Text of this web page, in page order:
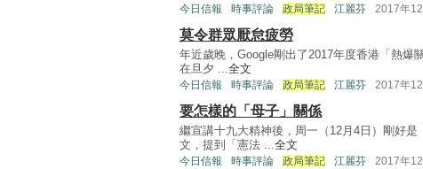
今日信報 時事評論 政局筆記 江麗芬 2017年
莫令群眾厭怠疲勞
年近歲晚，Google剛出了2017年度香港「熱爆
在旦夕 ...全文
今日信報 時事評論 政局筆記 江麗芬 2017年
要怎樣的「母子」關係
繼宣講十九大精神後，周一（12月4日）剛好
文，提到「憲法 ...全文
今日信報 時事評論 政局筆記 江麗芬 2017年